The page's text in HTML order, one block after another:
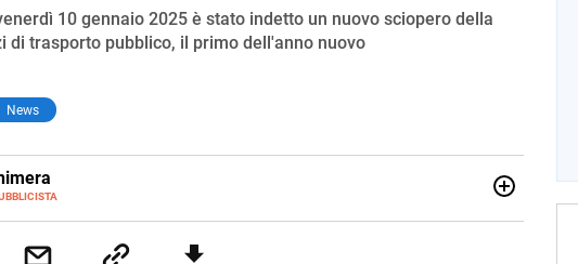
10 gennaio 2025 è stato indetto un nuovo sciopero della
di trasporto pubblico, il primo dell'anno nuovo
News
specializzandosi nella scrittura di articoli sul mondo scolastico.